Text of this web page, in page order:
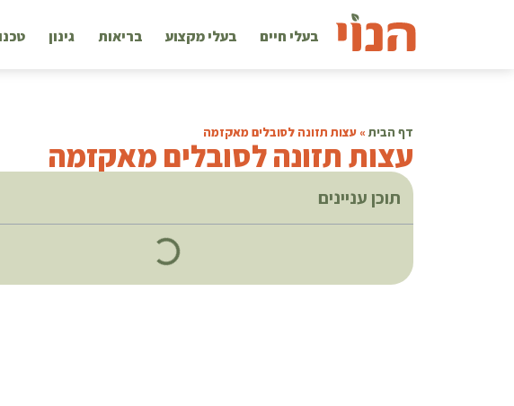
בעלי חיים בעלי מקצוע בריאות גינון
דף הבית » עצות תזונה לסובלים מאקזמה
עצות תזונה לסובלים מאקזמה
תוכן עניינים